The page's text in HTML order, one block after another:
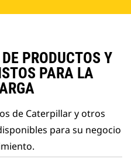
PRODUCTOS Y
PARA LA
de Caterpillar y otros
para su negocio